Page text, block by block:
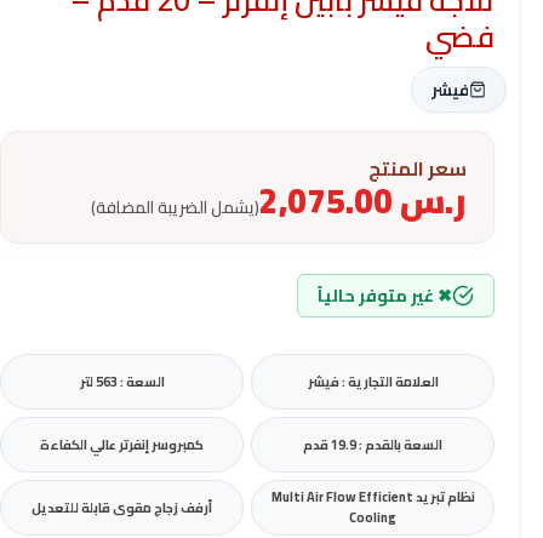
فضي
فيشر
سعر المنتج
ر.س (يشمل الضريبة المضافة)
✖ غير متوفر حالياً
العلامة التجارية : فيشر السعة : 563 لتر
السعة بالقدم : 19.9 قدم كمبروسر إنفرتر عالي الكفاءة
نظام تبريد Multi Air Flow Efficient
Cooling
أرفف زجاج مقوى قابلة للتعديل